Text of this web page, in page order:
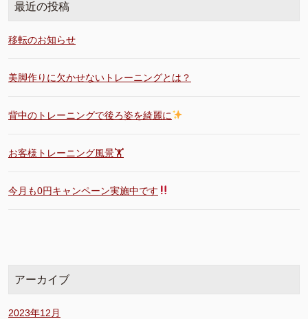
最近の投稿
移転のお知らせ
美脚作りに欠かせないトレーニングとは？
背中のトレーニングで後ろ姿を綺麗に
お客様トレーニング風景🏋️
今月も0円キャンペーン実施中です
アーカイブ
2023年12月